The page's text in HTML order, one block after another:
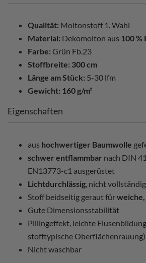
Qualität: Moltonstoff 1. Wahl
Material: Dekomolton aus 100 %
Farbe: Grün Fb.23
Stoffbreite: 300 cm
Länge am Stück: 5-30 lfm
Gewicht: 160 g/m²
Eigenschaften
aus hochwertiger Baumwolle
schwer entflammbar nach DIN
EN13773-c1 ausgerüstet
Lichtdurchlässig, nicht
Stoff beidseitig geraut für
Gute Dimensionsstabilität
Pillingeffekt, leichte
stofftypische Oberflächenrauung)
Nicht waschbar